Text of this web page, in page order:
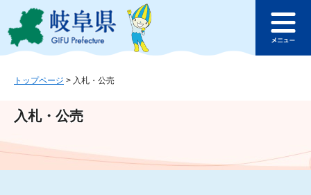
ジ
ュ
文
このページの本文へ
ュ
トップページ > 入札・公売
入札・公売